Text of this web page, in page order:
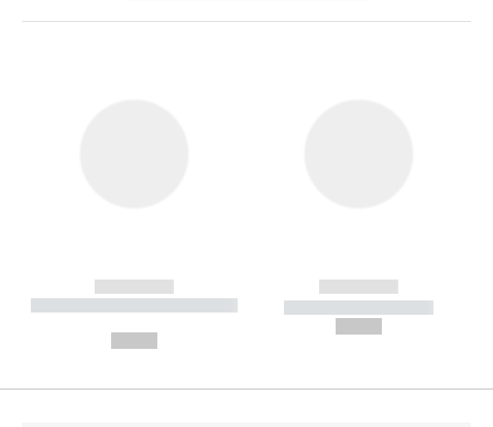
------------
----------- ----------- --------
------------
----------- -----------